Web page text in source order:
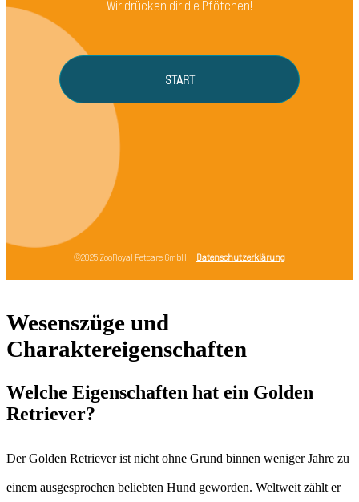
Wesenszüge und
Charaktereigenschaften
Welche Eigenschaften hat ein Golden
Retriever?
Der Golden Retriever ist nicht ohne Grund binnen weniger Jahre zu
einem ausgesprochen beliebten Hund geworden. Weltweit zählt er